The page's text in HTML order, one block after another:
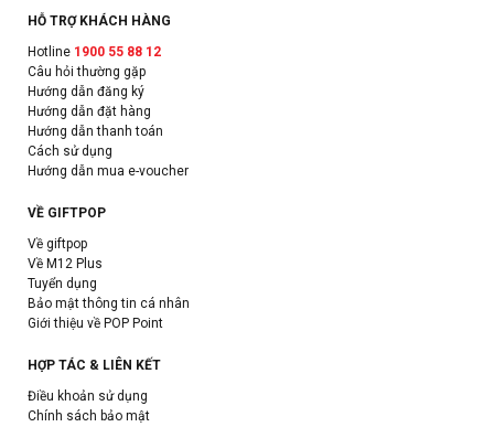
HỖ TRỢ KHÁCH HÀNG
Hotline 1900 55 88 12
Câu hỏi thường gặp
Hướng dẫn đăng ký
Hướng dẫn đặt hàng
Hướng dẫn thanh toán
Cách sử dụng
Hướng dẫn mua e-voucher
VỀ GIFTPOP
Về giftpop
Về M12 Plus
Tuyển dụng
Bảo mật thông tin cá nhân
Giới thiệu về POP Point
HỢP TÁC & LIÊN KẾT
Điều khoản sử dụng
Chính sách bảo mật